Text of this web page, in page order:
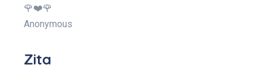
🌹❤️🌹
Anonymous
Zita